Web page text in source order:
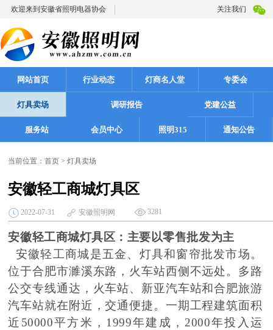
欢迎来到安徽省照明电器协会 关注我们
网站首页 行业动态 灯商名人堂 专委会
灯具卖场 调研报告 党建公益
服务站 会员中心 照明315 通知公告
当前位置：首页 >灯具卖场
安徽轻工商城灯具区
2022-07-31 安徽照明网 3281
安徽轻工商城灯具区：主要以零售批发为主
安徽轻工商城是五金、灯具和窗帘批发市场。
位于合肥市濉溪东路，火车站西侧不远处。多路
公交专线通达，火车站、新亚汽车站和合肥旅游
汽车站就在附近，交通便捷。一期工程建筑面积
近50000平方米，1999年建成，2000年投入运